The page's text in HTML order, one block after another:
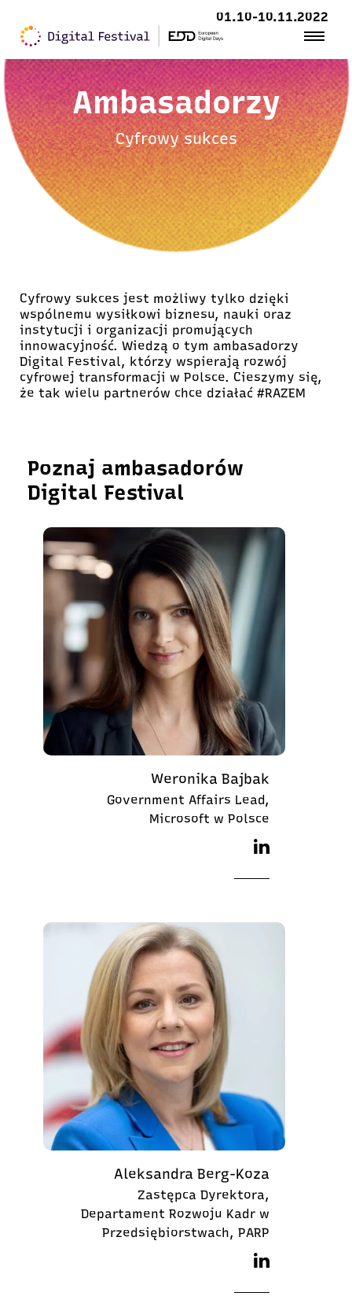
01.10-10.11.2022
Ambasadorzy
Cyfrowy sukces
Cyfrowy sukces jest możliwy tylko dzięki
wspólnemu wysiłkowi biznesu, nauki oraz
instytucji i organizacji promujących
innowacyjność. Wiedzą o tym ambasadorzy
Digital Festival, którzy wspierają rozwój
cyfrowej transformacji w Polsce. Cieszymy się,
że tak wielu partnerów chce działać #RAZEM
Poznaj ambasadorów
Digital Festival
Weronika Bajbak
Government Affairs Lead,
Microsoft w Polsce
Aleksandra Berg-Koza
Zastępca Dyrektora,
Departament Rozwoju Kadr w
Przedsiębiorstwach, PARP